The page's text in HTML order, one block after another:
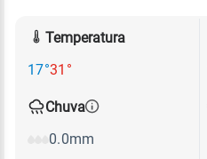
Temperatura
17°31°
Chuva
0.0mm